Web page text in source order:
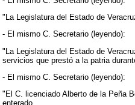
"La Legislatura del Estado de
- El mismo C. Secretario (leyendo):
"La Legislatura del Estado de
servicios que prestó a la patria
- El mismo C. Secretario (leyendo):
"El C. licenciado Alberto de la Peña
enterado.